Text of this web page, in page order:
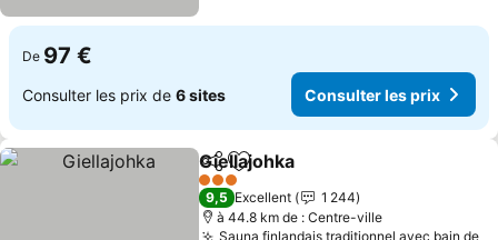
De 97 €
Consulter les prix de 6 sites Consulter les prix
PartagerAjouter à mes favoris
Giellajohka
3 Étoiles
9,5 Excellent
1 244
à 44.8 km de : Centre-ville
Sauna finlandais traditionnel avec bain de